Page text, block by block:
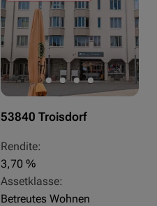
53840 Troisdorf
Rendite:
3,70 %
Assetklasse:
Betreutes Wohnen